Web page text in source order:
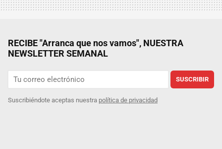
RECIBE "Arranca que nos vamos", NUESTRA
NEWSLETTER SEMANAL
SUSCRIBIR
Suscribiéndote aceptas nuestra política de privacidad